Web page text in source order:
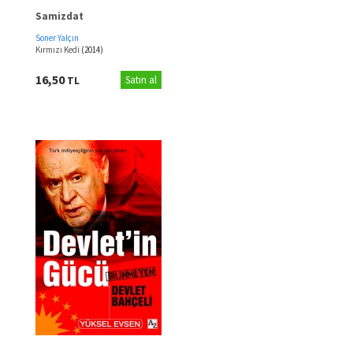
Samizdat
Soner Yalçın
Kırmızı Kedi (2014)
16,50TL Satın al